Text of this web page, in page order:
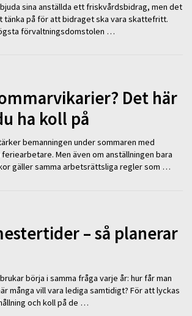
sina anställda ett friskvårdsbidrag, men det
tänka på för att bidraget ska vara skattefritt.
förvaltningsdomstolen …
Det här
ha koll på
bemanningen under sommaren med
Men även om anställningen bara
gäller samma arbetsrättsliga regler som …
– så planerar
börja i samma fråga varje år: hur får man
många vill vara lediga samtidigt? För att lyckas
och koll på de …